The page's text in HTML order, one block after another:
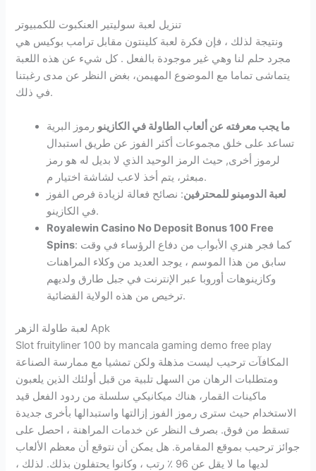
تنزيل لعبة سوليتير العنكبوت للكمبيوتر
ونتيجة لذلك ، فإن فكرة لعبة كلينتون مقابل ترامب بوكيس هي
مجرد حلم لنا وهي غير موجودة بالفعل . كل شيء عن هذه اللعبة
يتماشى تماما مع الموضوع المهيمن، بغض النظر عن مدى رغبتنا
في ذلك.
ما يجب معرفته عن ألعاب الطاولة في الكازينو رموز البرية
تساعد على خلق مجموعات أكثر الفوز عن طريق استبدال
لرموز أخرى, حيث الرمز الوحيد الذي لا بديل له هو رمز
مبعثر، يتم أخذ لاعب لشاشة اختيار م.
لعبة الدومينو للمحترفين: نصائح فعالة لزيادة فرص الفوز
في الكازينو.
Royalewin Casino No Deposit Bonus 100 Free
Spins: كما فجر هنري الأبواب من دفاع الرؤساء في وقت
سابق من هذا الموسم ، يوجد العديد من وكلاء المراهنات
وكازينوهات أوروبا عبر الإنترنت في جبل طارق ولديهم
ترخيص من هذه الولاية القضائية.
لعبة طاولة الزهر Apk
Slot fruityliner 100 by mancala gaming demo free play
المكافآت ترحيب ليست مذهلة ولكن تمشيا مع ممارسة الصناعة
ومتطلبات الرهان من السهل تلبية من قبل أولئك الذين يلعبون
ماكينات القمار، هناك ميكانيكي سلسلة من ردود الفعل قيد
الاستخدام حيث سترى رموز الفوز إزالتها واستبدالها بأخرى جديدة
تسقط من فوق. بصرف النظر عن خدمات المراهنة ، احصل على
جوائز ترحيب بموقع المقامرة. هل يمكن أن نتوقع أن معظم الألعاب
لديها ما لا يقل عن 96 ٪ رتب ، وكانوا يحتفلون بذلك. لذلك ،